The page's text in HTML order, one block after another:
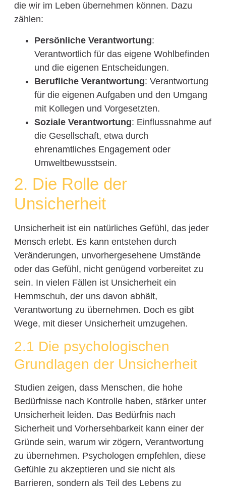
die wir im Leben übernehmen können. Dazu
zählen:
Persönliche Verantwortung:
Verantwortlich für das eigene Wohlbefinden
und die eigenen Entscheidungen.
Berufliche Verantwortung: Verantwortung
für die eigenen Aufgaben und den Umgang
mit Kollegen und Vorgesetzten.
Soziale Verantwortung: Einflussnahme auf
die Gesellschaft, etwa durch
ehrenamtliches Engagement oder
Umweltbewusstsein.
2. Die Rolle der
Unsicherheit
Unsicherheit ist ein natürliches Gefühl, das jeder
Mensch erlebt. Es kann entstehen durch
Veränderungen, unvorhergesehene Umstände
oder das Gefühl, nicht genügend vorbereitet zu
sein. In vielen Fällen ist Unsicherheit ein
Hemmschuh, der uns davon abhält,
Verantwortung zu übernehmen. Doch es gibt
Wege, mit dieser Unsicherheit umzugehen.
2.1 Die psychologischen
Grundlagen der Unsicherheit
Studien zeigen, dass Menschen, die hohe
Bedürfnisse nach Kontrolle haben, stärker unter
Unsicherheit leiden. Das Bedürfnis nach
Sicherheit und Vorhersehbarkeit kann einer der
Gründe sein, warum wir zögern, Verantwortung
zu übernehmen. Psychologen empfehlen, diese
Gefühle zu akzeptieren und sie nicht als
Barrieren, sondern als Teil des Lebens zu